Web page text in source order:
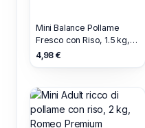
Mini Balance Pollame
Fresco con Riso, 1.5 kg,
Romeo Premium
4,98 €